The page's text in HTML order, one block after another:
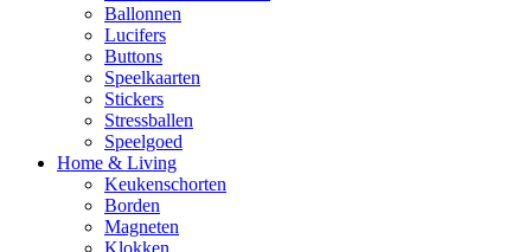
Ballonnen
Lucifers
Buttons
Speelkaarten
Stickers
Stressballen
Speelgoed
Home & Living
Keukenschorten
Borden
Magneten